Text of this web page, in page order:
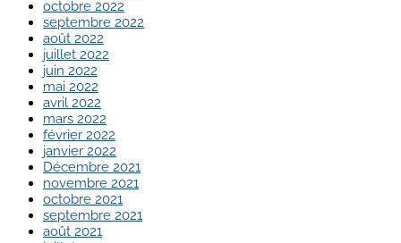
octobre 2022
septembre 2022
août 2022
juillet 2022
juin 2022
mai 2022
avril 2022
mars 2022
février 2022
janvier 2022
Décembre 2021
novembre 2021
octobre 2021
septembre 2021
août 2021